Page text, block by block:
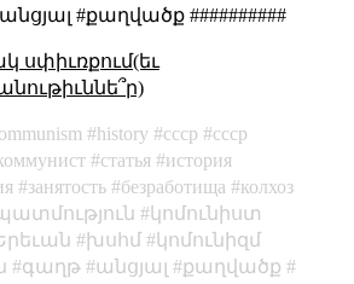
#քաղվածք ##########
սփիւռքում(եւ
history ссср
cccp
статья
история
занятость безработища
колхоз
կոմունիստ
խսհմ
կոմունիզմ
գաղթ անցյալ քաղվածք